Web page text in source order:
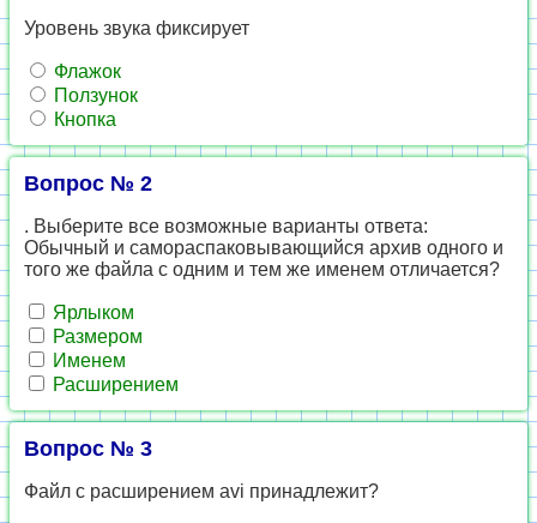
Уровень звука фиксирует
Флажок
Ползунок
Кнопка
Вопрос № 2
. Выберите все возможные варианты ответа:
Обычный и самораспаковывающийся архив одного и
того же файла с одним и тем же именем отличается?
Ярлыком
Размером
Именем
Расширением
Вопрос № 3
Файл с расширением avi принадлежит?